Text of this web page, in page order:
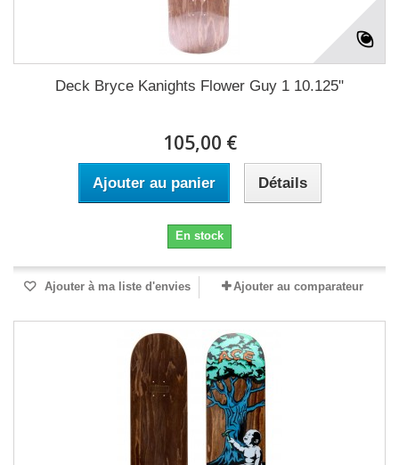
Deck Bryce Kanights Flower Guy 1 10.125"
105,00 €
Ajouter au panier Détails
En stock
Ajouter à ma liste d'envies Ajouter au comparateur